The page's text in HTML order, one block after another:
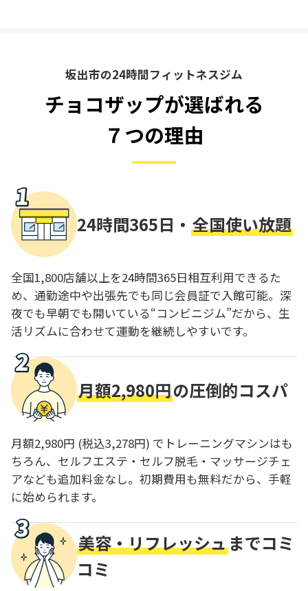
坂出市の24時間フィットネスジム
チョコザップが選ばれる
７つの理由
24時間365日・ 全国使い放題
全国1,800店舗以上を24時間365日相互利用できるた
め、通勤途中や出張先でも同じ会員証で入館可能。深
夜でも早朝でも開いている“コンビニジム”だから、生
活リズムに合わせて運動を継続しやすいです。
月額2,980円の圧倒的コスパ
月額2,980円 (税込3,278円) でトレーニングマシンはも
ちろん、セルフエステ・セルフ脱毛・マッサージチェ
アなども追加料金なし。初期費用も無料だから、手軽
に始められます。
美容・リフレッシュまでコミ
コミ